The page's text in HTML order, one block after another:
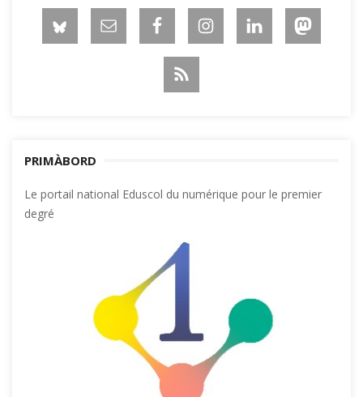
PRIMÀBORD
Le portail national Eduscol du numérique pour le premier
degré